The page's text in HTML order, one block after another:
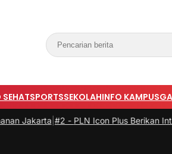
SEHATSPORTSSEKOLAHINFO KAMPUS
|#2 -PLN Icon Plus Berikan Internet